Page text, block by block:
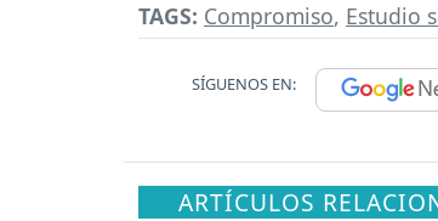
TAGS: Compromiso, Estudio
SÍGUENOS EN:
ARTÍCULOS